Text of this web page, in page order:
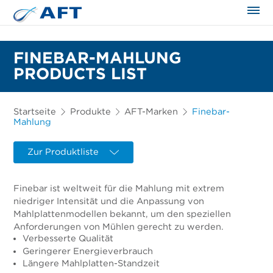
FINEBAR-MAHLUNG
PRODUCTS LIST
Startseite Produkte AFT-Marken
Finebar-
Mahlung
Zur Produktliste
Finebar ist weltweit für die Mahlung mit extrem
niedriger Intensität und die Anpassung von
Mahlplattenmodellen bekannt, um den speziellen
Anforderungen von Mühlen gerecht zu werden.
Verbesserte Qualität
Geringerer Energieverbrauch
Längere Mahlplatten-Standzeit